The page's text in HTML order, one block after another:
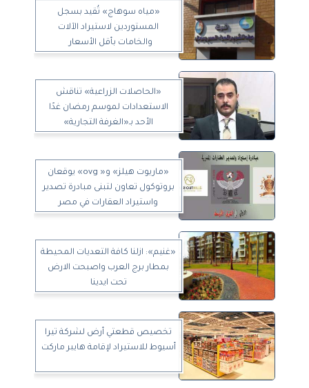
«مياه سوهاج» تُقيد بسجل
المستوردين لاستيراد الآلات
والخامات بأقل الأسعار
«الحاصلات الزراعية» تناقش
الاستعدادات لموسم رمضان غدًا
الأحد بـ«الغرفة التجارية»
«ماريوت هيلز» و« ovg» يوقعان
بروتوكول تعاون لتبنى مبادرة تصدير
واستيراد العقارات في مصر
«غنيم»: ازلنا كافة التعديات المحيطة
بمطار برج العرب واصبحت الارض
تحت ايدينا
تخصيص قطعتي أرض لشركة تيرا
أسيوط للاستيراد لإقامة هايبر ماركت